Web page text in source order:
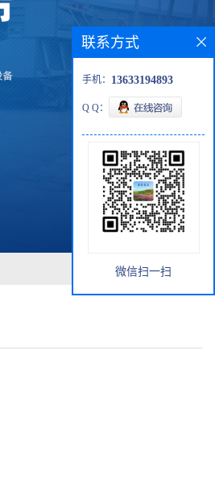
联系方式
手机： 13633194893
Q Q：
微信扫一扫